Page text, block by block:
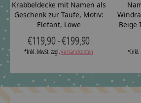
Krabbeldecke mit Namen als
Geschenk zur Taufe, Motiv:
Elefant, Löwe
€119,90 - €199,90
*Inkl. MwSt. zzgl.Versandkosten
Beige
*Inkl.